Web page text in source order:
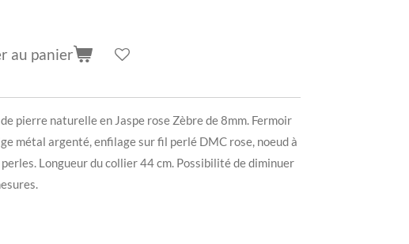
au panier
pierre naturelle en Jaspe rose Zèbre de 8mm. Fermoir
métal argenté, enfilage sur fil perlé DMC rose, noeud à
Longueur du collier 44 cm. Possibilité de diminuer